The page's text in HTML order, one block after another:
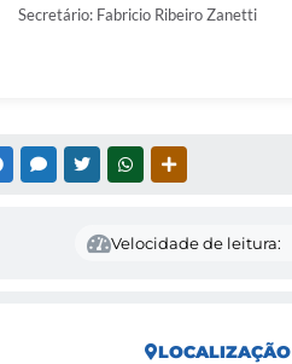
Secretário: Fabricio Ribeiro Zanetti
FACEBOOKMESSENGER
TWITTERWHATSAPP
Velocidade de leitura:
LOCALIZAÇÃO